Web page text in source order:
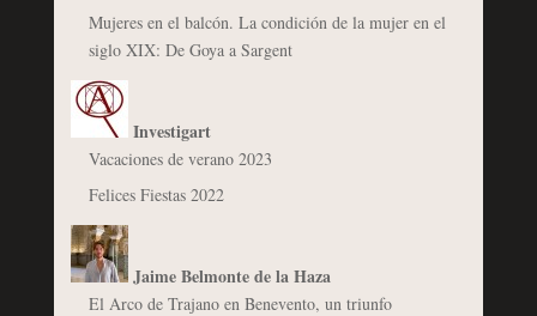
Mujeres en el balcón. La condición de la mujer en el
siglo XIX: De Goya a Sargent
Investigart
Vacaciones de verano 2023
Felices Fiestas 2022
Jaime Belmonte de la Haza
El Arco de Trajano en Benevento, un triunfo